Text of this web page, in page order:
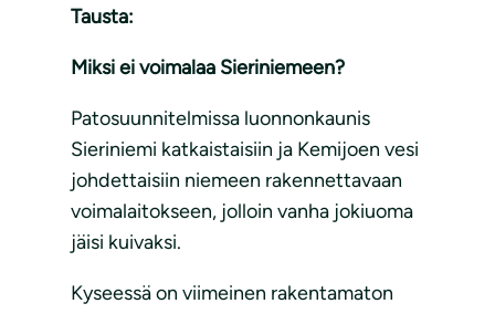
Tausta:
Miksi ei voimalaa Sieriniemeen?
Patosuunnitelmissa luonnonkaunis
Sieriniemi katkaistaisiin ja Kemijoen vesi
johdettaisiin niemeen rakennettavaan
voimalaitokseen, jolloin vanha jokiuoma
jäisi kuivaksi.
Kyseessä on viimeinen rakentamaton